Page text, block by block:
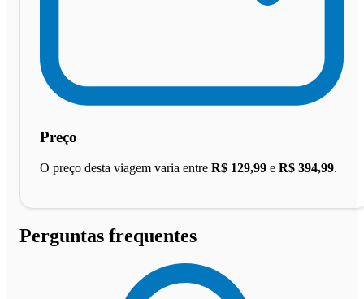
Preço
O preço desta viagem varia entre R$ 129,99 e R$ 394,99.
Perguntas frequentes